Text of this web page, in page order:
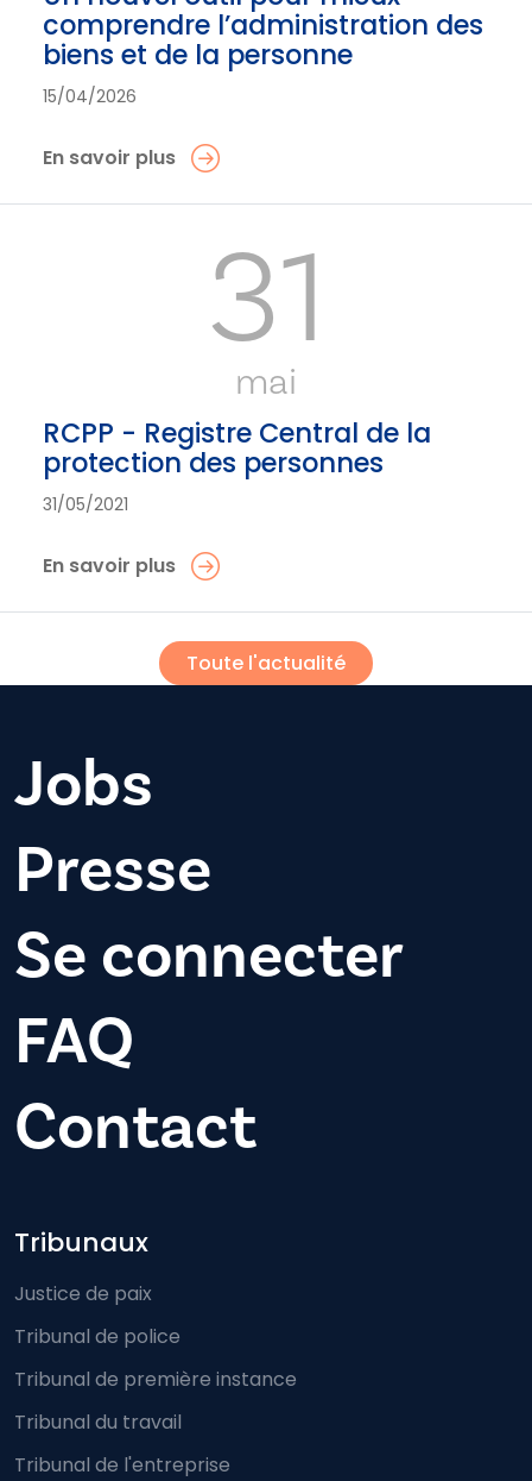
comprendre l’administration des
biens et de la personne
15/04/2026
En savoir plus
31
mai
RCPP - Registre Central de la
protection des personnes
31/05/2021
En savoir plus
Toute l'actualité
Jobs
Presse
Se connecter
FAQ
Contact
Footer-menu
Tribunaux
Justice de paix
Tribunal de police
Tribunal de première instance
Tribunal du travail
Tribunal de l'entreprise